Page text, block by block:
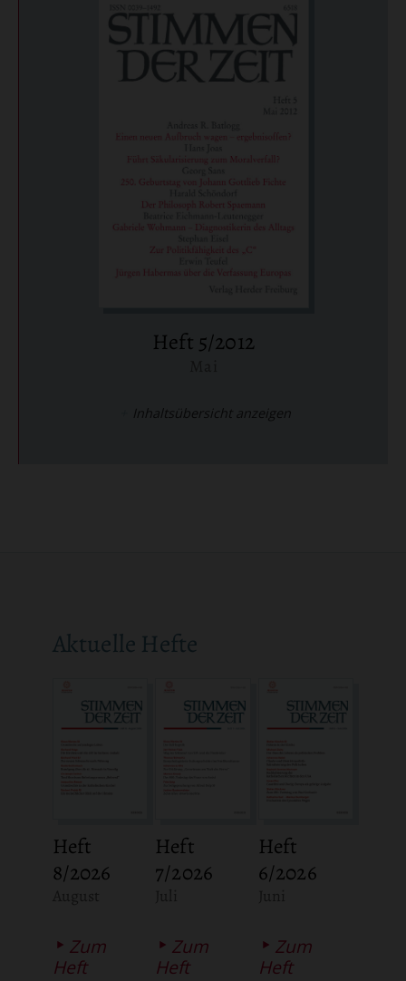
Heft 5/2012
Inhaltsübersicht anzeigen
Aktuelle Hefte
Heft
8/2026
Zum
Heft
Heft
7/2026
Zum
Heft
Heft
6/2026
Zum
Heft